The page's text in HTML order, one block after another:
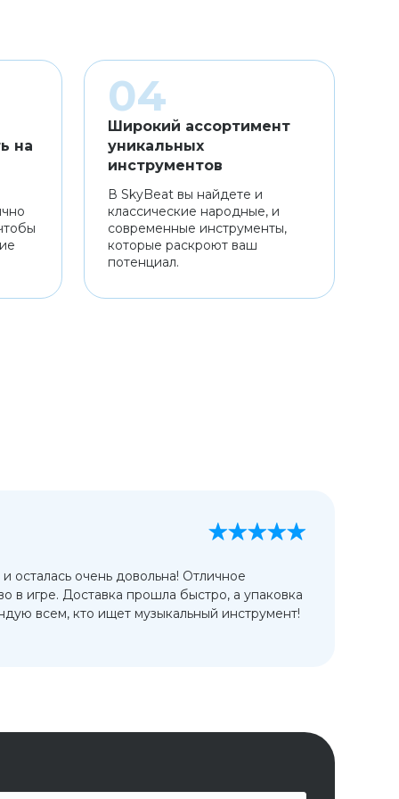
на
Широкий ассортимент
уникальных
инструментов
В SkyBeat вы найдете и
классические народные, и
современные инструменты,
которые раскроют ваш
потенциал.
осталась очень довольна! Отличное
в игре. Доставка прошла быстро, а упаковка
всем, кто ищет музыкальный инструмент!